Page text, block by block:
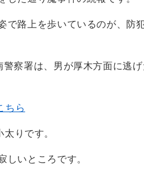
路上を歩いているのが、防
察署は、男が厚木方面に逃
ちら
りです。
いところです。